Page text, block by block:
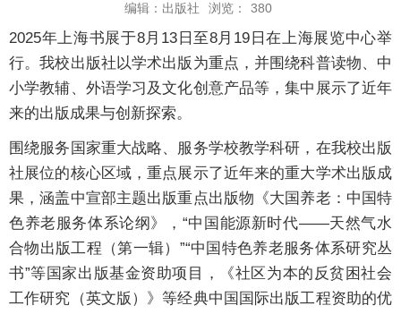
编辑：出版社
浏览： 380
2025年上海书展于8月13日至8月19日在上海展览中心举
行。我校出版社以学术出版为重点，并围绕科普读物、中
小学教辅、外语学习及文化创意产品等，集中展示了近年
来的出版成果与创新探索。
围绕服务国家重大战略、服务学校教学科研，在我校出版
社展位的核心区域，重点展示了近年来的重大学术出版成
果，涵盖中宣部主题出版重点出版物《大国养老：中国特
色养老服务体系论纲》，“中国能源新时代——天然气水
合物出版工程（第一辑）”“中国特色养老服务体系研究丛
书”等国家出版基金资助项目，《社区为本的反贫困社会
工作研究（英文版）》等经典中国国际出版工程资助的优